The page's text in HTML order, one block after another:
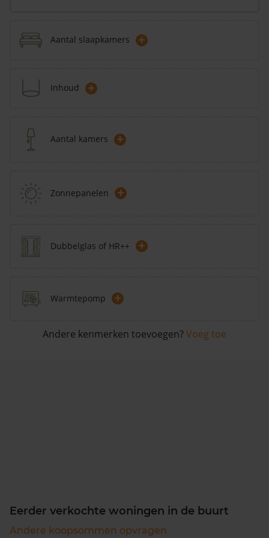
Aantal slaapkamers +
Inhoud +
Aantal kamers +
Zonnepanelen +
Dubbelglas of HR++ +
Warmtepomp +
Andere kenmerken toevoegen? Voeg toe
Eerder verkochte woningen in de buurt
Andere koopsommen opvragen